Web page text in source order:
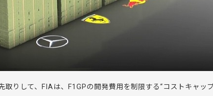
取りして、FIAは、F1GPの開発費用を制限する“コストキャッ